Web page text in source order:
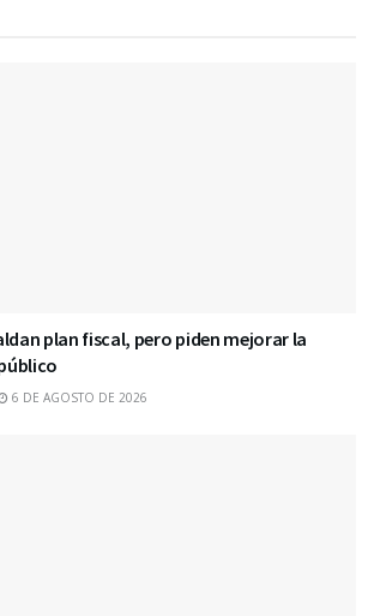
plan fiscal, pero piden mejorar la
6 DE AGOSTO DE 2026